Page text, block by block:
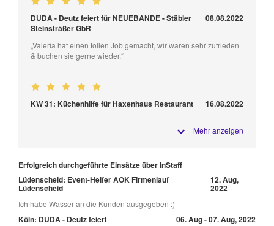
DUDA - Deutz feiert für NEUEBANDE - Stäbler
Steinsträßer GbR
08.08.2022
„Valeria hat einen tollen Job gemacht, wir waren sehr zufrieden
& buchen sie gerne wieder.“
KW 31: Küchenhilfe für Haxenhaus Restaurant 16.08.2022
Mehr anzeigen
Erfolgreich durchgeführte Einsätze über InStaff
Lüdenscheid: Event-Helfer AOK Firmenlauf
Lüdenscheid
12. Aug,
2022
Ich habe Wasser an die Kunden ausgegeben :)
Köln: DUDA - Deutz feiert 06. Aug - 07. Aug, 2022